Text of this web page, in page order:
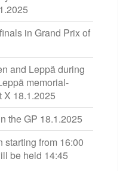
in Grand Prix of
and Leppä during
memorial-
X 18.1.2025
the GP 18.1.2025
starting from 16:00
be held 14:45